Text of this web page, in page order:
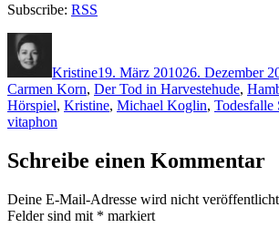
Subscribe: RSS
Kristine19. März 201026. Dezember
Carmen Korn, Der Tod in Harvestehude,
Hörspiel, Kristine, Michael Koglin, Todesfalle
vitaphon
Schreibe einen Kommentar
Deine E-Mail-Adresse wird nicht
Felder sind mit * markiert